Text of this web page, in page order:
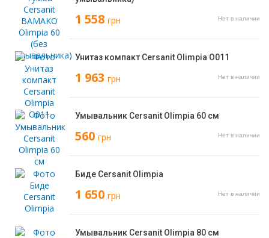
1 558 грн Нет в наличии
Унитаз компакт Cersanit Olimpia O011
1 963 грн Нет в наличии
Умывальник Cersanit Olimpia 60 см
560 грн Нет в наличии
Биде Cersanit Olimpia
1 650 грн Нет в наличии
Умывальник Cersanit Olimpia 80 см